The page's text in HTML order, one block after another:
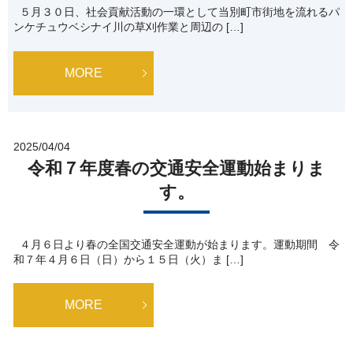
５月３０日、社会貢献活動の一環として当別町市街地を流れるパ
ンケチュウベシナイ川の草刈作業と周辺の […]
MORE
2025/04/04
令和７年度春の交通安全運動始まりま
す。
４月６日より春の全国交通安全運動が始まります。運動期間 令
和７年４月６日（日）から１５日（火）ま […]
MORE